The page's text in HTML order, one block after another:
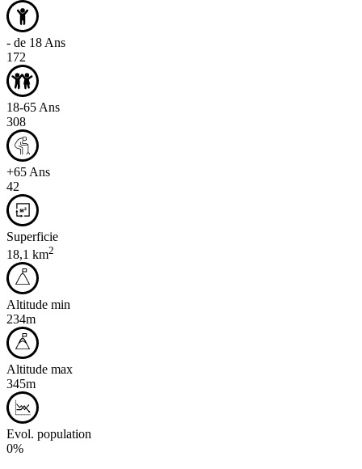
- de 18 Ans
172
18-65 Ans
308
+65 Ans
42
Superficie
18,1 km2
Altitude min
234m
Altitude max
345m
Evol. population
0%